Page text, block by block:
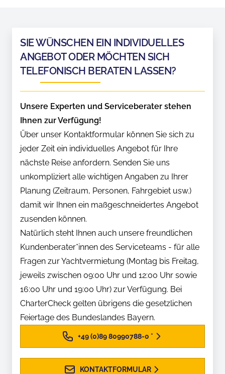
SIE WÜNSCHEN EIN INDIVIDUELLES
ANGEBOT ODER MÖCHTEN SICH
TELEFONISCH BERATEN LASSEN?
Unsere Experten und Serviceberater stehen
Ihnen zur Verfügung!
Über unser Kontaktformular können Sie sich zu
jeder Zeit ein individuelles Angebot für Ihre
nächste Reise anfordern. Senden Sie uns
unkompliziert alle wichtigen Angaben zu Ihrer
Planung (Zeitraum, Personen, Fahrgebiet usw.)
damit wir Ihnen ein maßgeschneidertes Angebot
zusenden können.
Natürlich steht Ihnen auch unsere freundlichen
Kundenberater*innen des Serviceteams - für alle
Fragen zur Yachtvermietung (Montag bis Freitag,
jeweils zwischen 09:00 Uhr und 12:00 Uhr sowie
16:00 Uhr und 19:00 Uhr) zur Verfügung. Bei
CharterCheck gelten übrigens die gesetzlichen
Feiertage des Bundeslandes Bayern.
+49 (0)89 80990788-0 *
KONTAKTFORMULAR